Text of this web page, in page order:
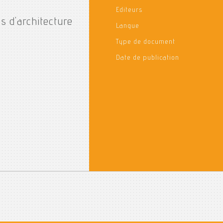
Editeurs
Langue
Type de document
Date de publication
d'architecture